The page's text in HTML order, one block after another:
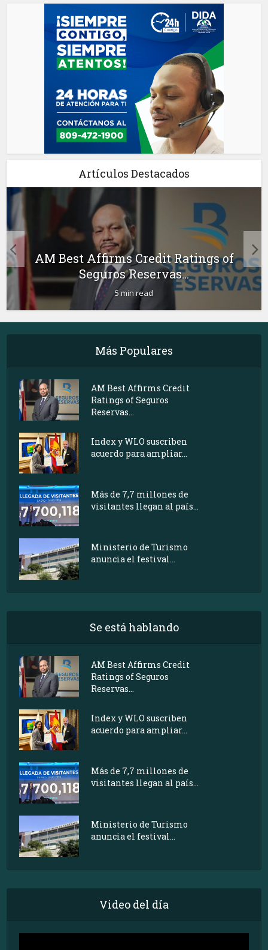
Artículos Destacados
AM Best Affirms Credit Ratings of
Seguros Reservas...
5 min read
Más Populares
AM Best Affirms Credit
Ratings of Seguros
Reservas...
Index y WLO suscriben
acuerdo para ampliar...
Más de 7,7 millones de
visitantes llegan al país...
Ministerio de Turismo
anuncia el festival...
Se está hablando
AM Best Affirms Credit
Ratings of Seguros
Reservas...
Index y WLO suscriben
acuerdo para ampliar...
Más de 7,7 millones de
visitantes llegan al país...
Ministerio de Turismo
anuncia el festival...
Video del día